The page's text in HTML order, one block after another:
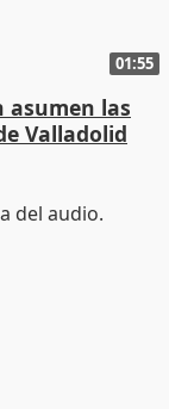
01:55
asumen las
Valladolid